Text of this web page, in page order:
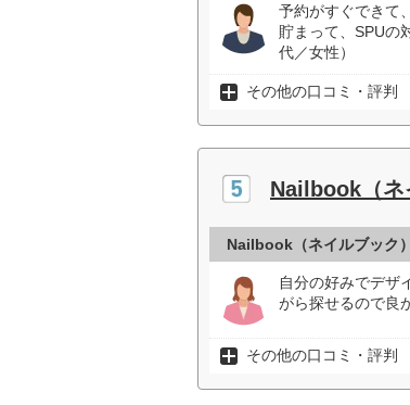
予約がすぐできて
貯まって、SPUの
代／女性）
その他の口コミ・評判
Nailbook（ネ
Nailbook（ネイルブック
自分の好みでデザ
がら探せるので良
その他の口コミ・評判